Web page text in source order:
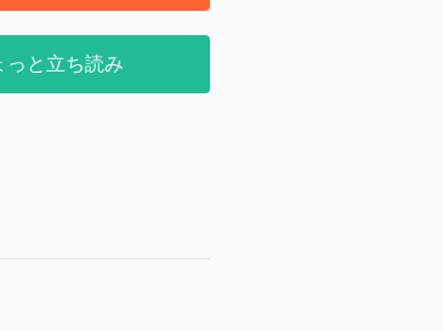
っと立ち読み